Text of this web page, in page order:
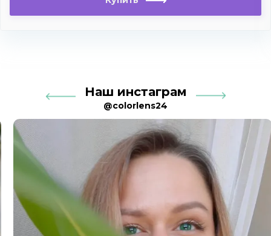
Наш инстаграм
@colorlens24